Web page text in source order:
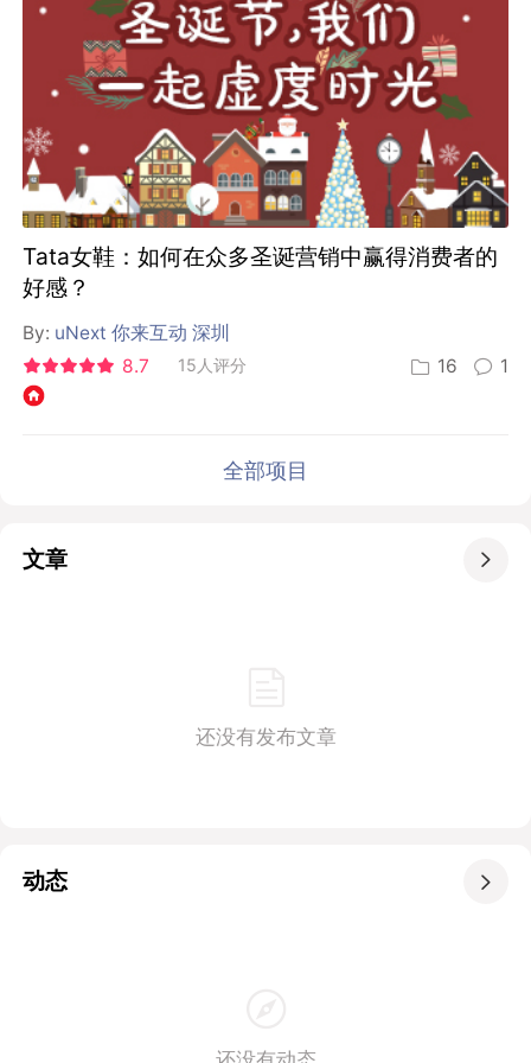
Tata女鞋：如何在众多圣诞营销中赢得消费者的
好感？
By: uNext 你来互动 深圳
8.7
15人评分 16 1
全部项目
文章 
还没有发布文章
动态 